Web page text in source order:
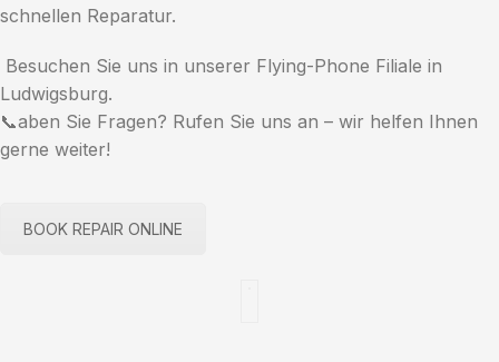
schnellen Reparatur.
Besuchen Sie uns in unserer Flying-Phone Filiale in
Ludwigsburg.
📞aben Sie Fragen? Rufen Sie uns an – wir helfen Ihnen
gerne weiter!
BOOK REPAIR ONLINE